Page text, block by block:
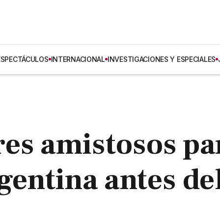
INTERNACIONAL INVESTIGACIONES Y ESPECIALES
amistosos
antes